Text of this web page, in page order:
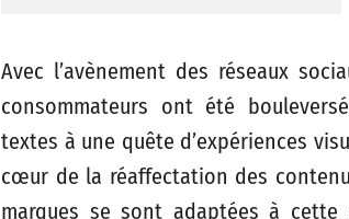
Avec l’avènement des réseaux
consommateurs ont été
textes à une quête d’expériences
cœur de la réaffectation des
marques se sont adaptées à